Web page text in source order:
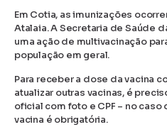
Em Cotia, as imunizações
Atalaia. A Secretaria de Saúde
uma ação de multivacinação
população em geral.
Para receber a dose da vacina
atualizar outras vacinas, é
oficial com foto e CPF – no
vacina é obrigatória.